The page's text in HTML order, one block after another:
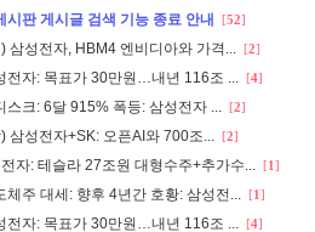
시판 게시글 검색 기능 종료 안내 [52]
삼성전자, HBM4 엔비디아와 가격... [2]
자: 목표가 30만원…내년 116조 ... [4]
크: 6달 915% 폭등: 삼성전자 ... [2]
삼성전자+SK: 오픈AI와 700조... [2]
자: 테슬라 27조원 대형수주+추가수... [1]
주 대세: 향후 4년간 호황: 삼성전... [1]
자: 목표가 30만원…내년 116조 ... [4]